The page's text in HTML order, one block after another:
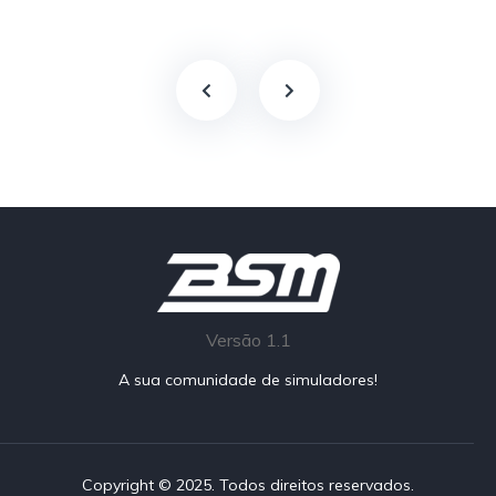
Versão 1.1
A sua comunidade de simuladores!
Copyright © 2025. Todos direitos reservados.